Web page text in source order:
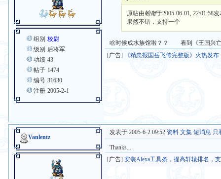
组别 校尉
级别 后将军
功绩 43
帖子 1474
编号 31630
注册 2005-2-1
原帖由螃蟹于2005-06-01, 22:01:58
果然不错，支持一个
啥时候成水族馆啦？？ 看到《王国兴亡
[广告]
《精忠报国岳飞传完整版》火热发布
Vanlentz
发表于 2005-6-2 09:52 资料 文集 短消息 只
Thanks...
[广告]安装Alexa工具条，提高轩辕排名，